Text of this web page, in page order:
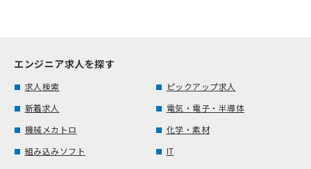
エンジニア求人を探す
求人検索
ピックアップ求人
新着求人
電気・電子・半導体
機械メカトロ
化学・素材
組み込みソフト
IT